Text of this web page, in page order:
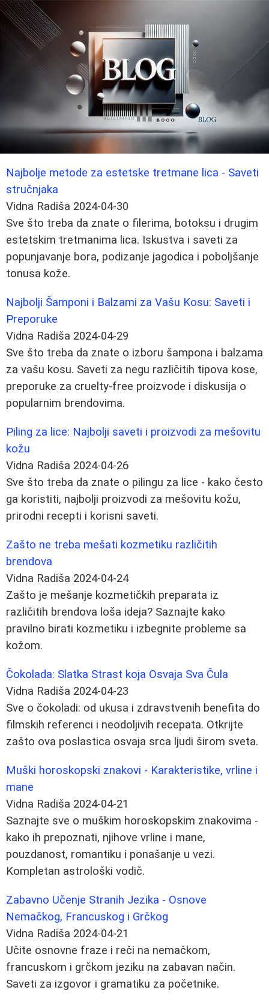
Najbolje metode za estetske tretmane lica - Saveti
stručnjaka
Vidna Radiša 2024-04-30
Sve što treba da znate o filerima, botoksu i drugim
estetskim tretmanima lica. Iskustva i saveti za
popunjavanje bora, podizanje jagodica i poboljšanje
tonusa kože.
Najbolji Šamponi i Balzami za Vašu Kosu: Saveti i
Preporuke
Vidna Radiša 2024-04-29
Sve što treba da znate o izboru šampona i balzama
za vašu kosu. Saveti za negu različitih tipova kose,
preporuke za cruelty-free proizvode i diskusija o
popularnim brendovima.
Piling za lice: Najbolji saveti i proizvodi za mešovitu
kožu
Vidna Radiša 2024-04-26
Sve što treba da znate o pilingu za lice - kako često
ga koristiti, najbolji proizvodi za mešovitu kožu,
prirodni recepti i korisni saveti.
Zašto ne treba mešati kozmetiku različitih
brendova
Vidna Radiša 2024-04-24
Zašto je mešanje kozmetičkih preparata iz
različitih brendova loša ideja? Saznajte kako
pravilno birati kozmetiku i izbegnite probleme sa
kožom.
Čokolada: Slatka Strast koja Osvaja Sva Čula
Vidna Radiša 2024-04-23
Sve o čokoladi: od ukusa i zdravstvenih benefita do
filmskih referenci i neodoljivih recepata. Otkrijte
zašto ova poslastica osvaja srca ljudi širom sveta.
Muški horoskopski znakovi - Karakteristike, vrline i
mane
Vidna Radiša 2024-04-21
Saznajte sve o muškim horoskopskim znakovima -
kako ih prepoznati, njihove vrline i mane,
pouzdanost, romantiku i ponašanje u vezi.
Kompletan astrološki vodič.
Zabavno Učenje Stranih Jezika - Osnove
Nemačkog, Francuskog i Grčkog
Vidna Radiša 2024-04-21
Učite osnovne fraze i reči na nemačkom,
francuskom i grčkom jeziku na zabavan način.
Saveti za izgovor i gramatiku za početnike.